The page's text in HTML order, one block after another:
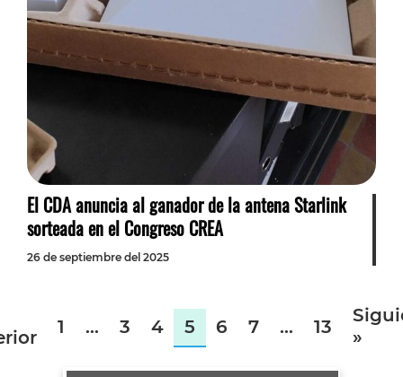
El CDA anuncia al ganador de la antena Starlink
sorteada en el Congreso CREA
26 de septiembre del 2025
1 … 3 4 5 6 7 … 13
»